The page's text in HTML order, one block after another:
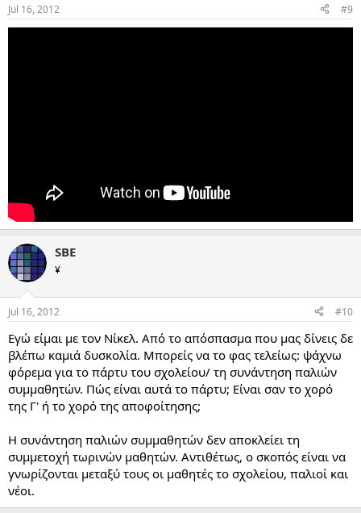
Jul 16, 2012 #9
SBE
¥
Jul 16, 2012 #10
Εγώ είμαι με τον Νίκελ. Από το απόσπασμα που μας δίνεις δε
βλέπω καμιά δυσκολία. Μπορείς να το φας τελείως: ψάχνω
φόρεμα για το πάρτυ του σχολείου/ τη συνάντηση παλιών
συμμαθητών. Πώς είναι αυτά το πάρτυ; Είναι σαν το χορό
της Γ' ή το χορό της αποφοίτησης;
Η συνάντηση παλιών συμμαθητών δεν αποκλείει τη
συμμετοχή τωρινών μαθητών. Αντιθέτως, ο σκοπός είναι να
γνωρίζονται μεταξύ τους οι μαθητές το σχολείου, παλιοί και
νέοι.